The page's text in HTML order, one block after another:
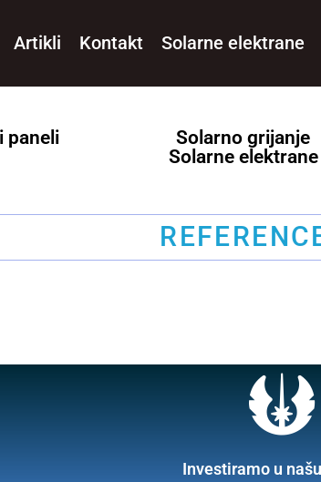
Artikli Kontakt Solarne elektrane
paneli
Solarno grijanje
Solarne elektrane
Investiramo u